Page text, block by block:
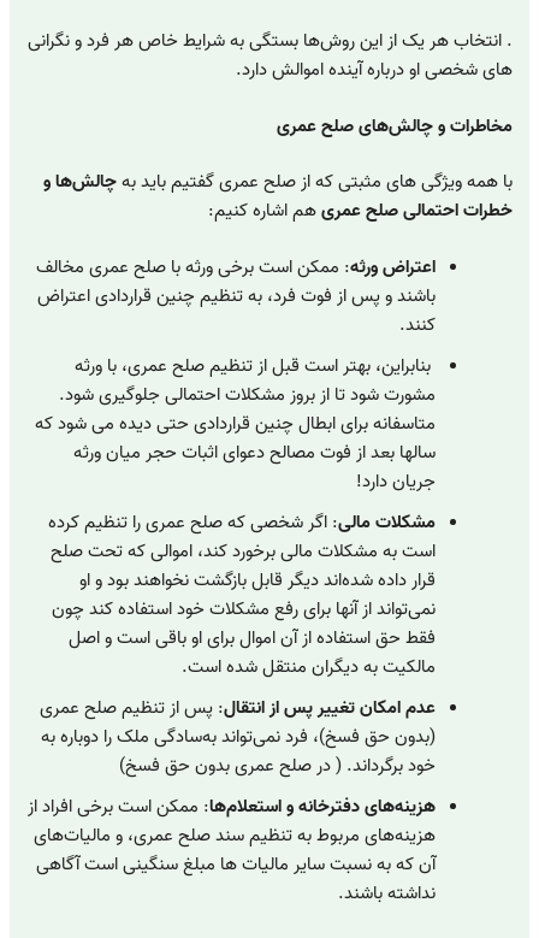
. انتخاب هر یک از این روش‌ها بستگی به شرایط خاص هر فرد و نگرانی
های شخصی او درباره آینده اموالش دارد.
مخاطرات و چالش‌های صلح عمری
با همه ویژگی های مثبتی که از صلح عمری گفتیم باید بهچالش‌ها و
خطرات احتمالی صلح عمریهم اشاره کنیم:
اعتراض ورثه: ممکن است برخی ورثه با صلح عمری مخالف
باشند و پس از فوت فرد، به تنظیم چنین قراردادی اعتراض
کنند.
بنابراین، بهتر است قبل از تنظیم صلح عمری، با ورثه
مشورت شود تا از بروز مشکلات احتمالی جلوگیری شود.
متاسفانه برای ابطال چنین قراردادی حتی دیده می شود که
سالها بعد از فوت مصالح دعوای اثبات حجر میان ورثه
جریان دارد!
مشکلات مالی: اگر شخصی که صلح عمری را تنظیم کرده
است به مشکلات مالی برخورد کند، اموالی که تحت صلح
قرار داده شده‌اند دیگر قابل بازگشت نخواهند بود و او
نمی‌تواند از آنها برای رفع مشکلات خود استفاده کند چون
فقط حق استفاده از آن اموال برای او باقی است و اصل
مالکیت به دیگران منتقل شده است.
عدم امکان تغییر پس از انتقال: پس از تنظیم صلح عمری
(بدون حق فسخ)، فرد نمی‌تواند به‌سادگی ملک را دوباره به
خود برگرداند. ( در صلح عمری بدون حق فسخ)
هزینه‌های دفترخانه و استعلام‌ها: ممکن است برخی افراد از
هزینه‌های مربوط به تنظیم سند صلح عمری، و مالیات‌های
آن که به نسبت سایر مالیات ها مبلغ سنگینی است آگاهی
نداشته باشند.